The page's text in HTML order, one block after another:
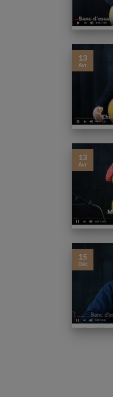
13
Avr
13
Avr
15
Déc
Gitarre des Gitarrenbauers
Kim Lissarrague von 2011 Nr.
John Price Meistergitarre